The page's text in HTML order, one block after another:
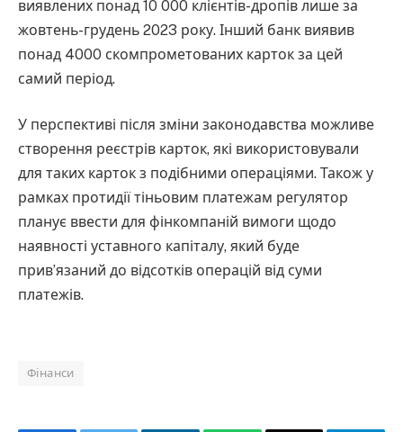
виявлених понад 10 000 клієнтів-дропів лише за
жовтень-грудень 2023 року. Інший банк виявив
понад 4000 скомпрометованих карток за цей
самий період.
У перспективі після зміни законодавства можливе
створення реєстрів карток, які використовували
для таких карток з подібними операціями. Також у
рамках протидії тіньовим платежам регулятор
планує ввести для фінкомпаній вимоги щодо
наявності уставного капіталу, який буде
прив’язаний до відсотків операцій від суми
платежів.
Фінанси